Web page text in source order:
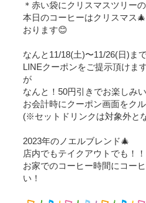
＊赤い袋にクリスマスツリー
本日のコーヒーはクリスマス
おります😊
なんと11/18(土)〜11/26(日)ま
LINEクーポンをご提示頂けま
が
なんと！50円引きでお楽しみ
お会計時にクーポン画面をク
⁡(※セットドリンクは対象外と
2023年のノエルブレンド🎄⁡
⁡店内でもテイクアウトでも！！⁡
お家でのコーヒー時間にコー
い！⁡⁡